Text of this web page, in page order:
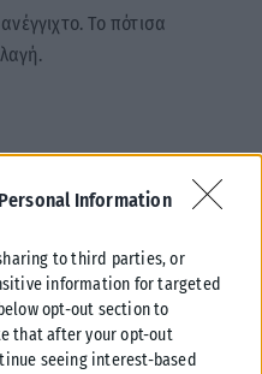
Information
to third parties, or
information for targeted
opt-out section to
that after your opt-out
seeing interest-based
Το πότισα